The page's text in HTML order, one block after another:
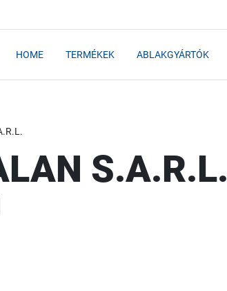
HOME TERMÉKEK ABLAKGYÁRTÓK
S.A.R.L.